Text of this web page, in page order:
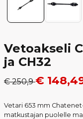
Vetoakseli
ja CH32
€ 250,9€
Vetari 653 mm
matkustajan puolelle